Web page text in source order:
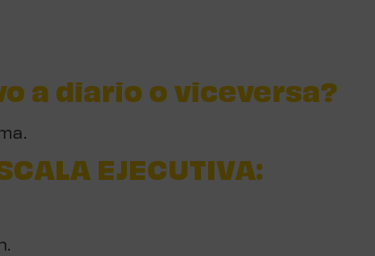
a diario o viceversa?
EJECUTIVA: